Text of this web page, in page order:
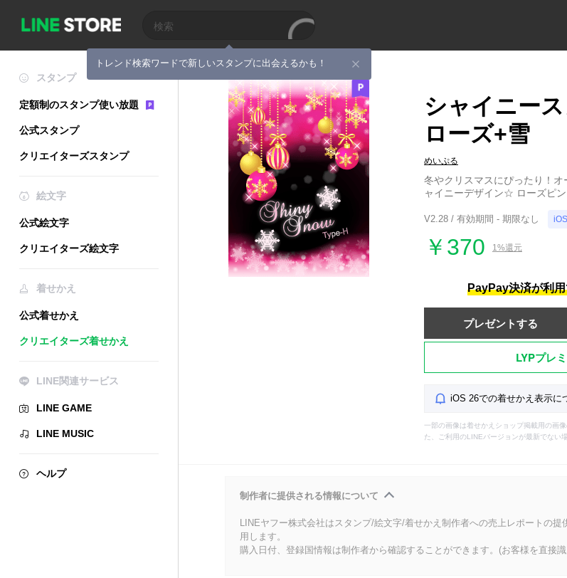
トレンド検索ワードで新しいスタンプに出会えるかも！
スタンプ
定額制のスタンプ使い放題
公式スタンプ
クリエイターズスタンプ
絵文字
公式絵文字
クリエイターズ絵文字
着せかえ
公式着せかえ
クリエイターズ着せかえ
LINE関連サービス
LINE GAME
LINE MUSIC
ヘルプ
シャイニー
ローズ+雪
めいぷる
冬やクリスマスにぴったり！
ャイニーデザイン☆ ローズピ
V2.28 / 有効期間 - 期限なし
￥370 1%還元
PayPay決済が利
プレゼントする
LYPプレ
iOS 26での着せかえ表示に
一部の画像は着せかえショップ掲載用の画
た、ご利用のLINEバージョンが最新でない
制作者に提供される情報について
LINEヤフー株式会社はスタンプ/絵文字/着せかえ制作者への売上レポートの提
用します。
購入日付、登録国情報は制作者から確認することができます。(お客様を直接